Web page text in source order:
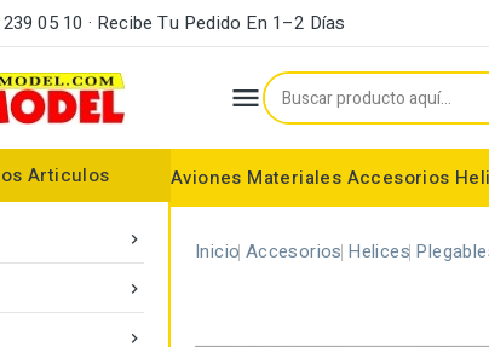
05 10 · Recibe Tu Pedido En 1–2 Días

Aviones Materiales Accesorios
Articulos



Inicio Accesorios Helices